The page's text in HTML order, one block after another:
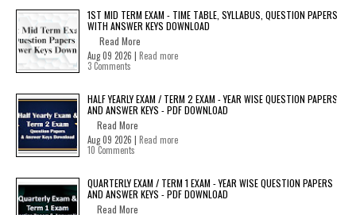
1ST MID TERM EXAM - TIME TABLE, SYLLABUS, QUESTION PAPERS
WITH ANSWER KEYS DOWNLOAD
Read More
Aug 09 2026 | Read more
3 Comments
HALF YEARLY EXAM / TERM 2 EXAM - YEAR WISE QUESTION PAPERS
AND ANSWER KEYS - PDF DOWNLOAD
Read More
Aug 09 2026 | Read more
10 Comments
QUARTERLY EXAM / TERM 1 EXAM - YEAR WISE QUESTION PAPERS
AND ANSWER KEYS - PDF DOWNLOAD
Read More